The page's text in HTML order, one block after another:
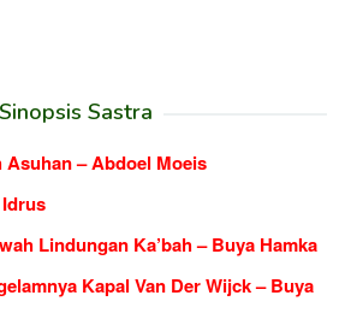
Sinopsis Sastra
– Abdoel Moeis
Lindungan Ka’bah – Buya Hamka
Kapal Van Der Wijck – Buya